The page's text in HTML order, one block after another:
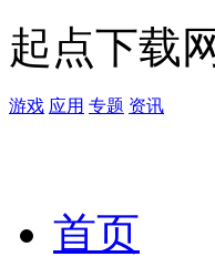
起点下载
游戏 应用 专题 资讯
首页